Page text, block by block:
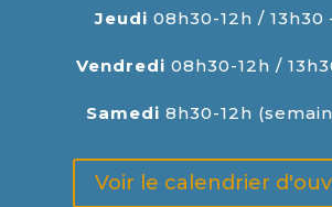
Jeudi 08h30-12h / 13h30
Vendredi 08h30-12h /
Samedi 8h30-12h
Voir le calendrier